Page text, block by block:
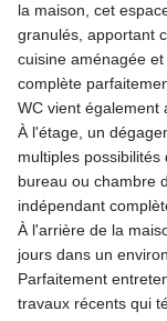
la maison, cet
granulés, apportant
cuisine aménagée
complète
WC vient également
À l'étage, un
multiples possibilités
bureau ou chambre
indépendant
À l'arrière de la
jours dans un
Parfaitement
travaux récents qui